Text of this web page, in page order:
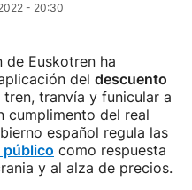
- 20:30
de Euskotren ha
del descuento
tranvía y funicular a
cumplimento del real
español regula las
público como respuesta
y al alza de precios.